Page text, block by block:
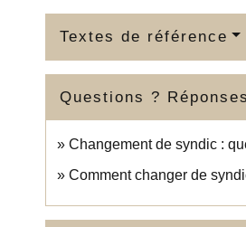
Textes de référence
Questions ?
Changement de syndic :
Comment changer de